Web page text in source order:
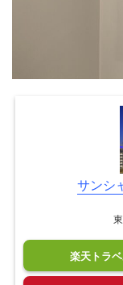
サンシ
楽天トラ